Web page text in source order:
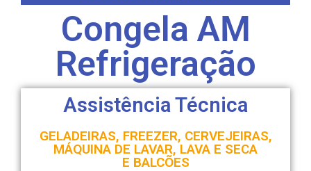
Congela AM
Refrigeração
Assistência Técnica
GELADEIRAS, FREEZER, CERVEJEIRAS,
MÁQUINA DE LAVAR, LAVA E SECA
E BALCÕES